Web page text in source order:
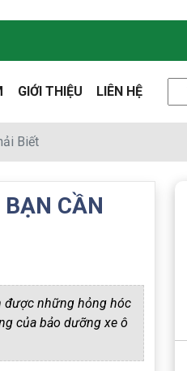
GIỚI THIỆU LIÊN HỆ
Biết
BẠN CẦN
được những hỏng hóc
của bảo dưỡng xe ô